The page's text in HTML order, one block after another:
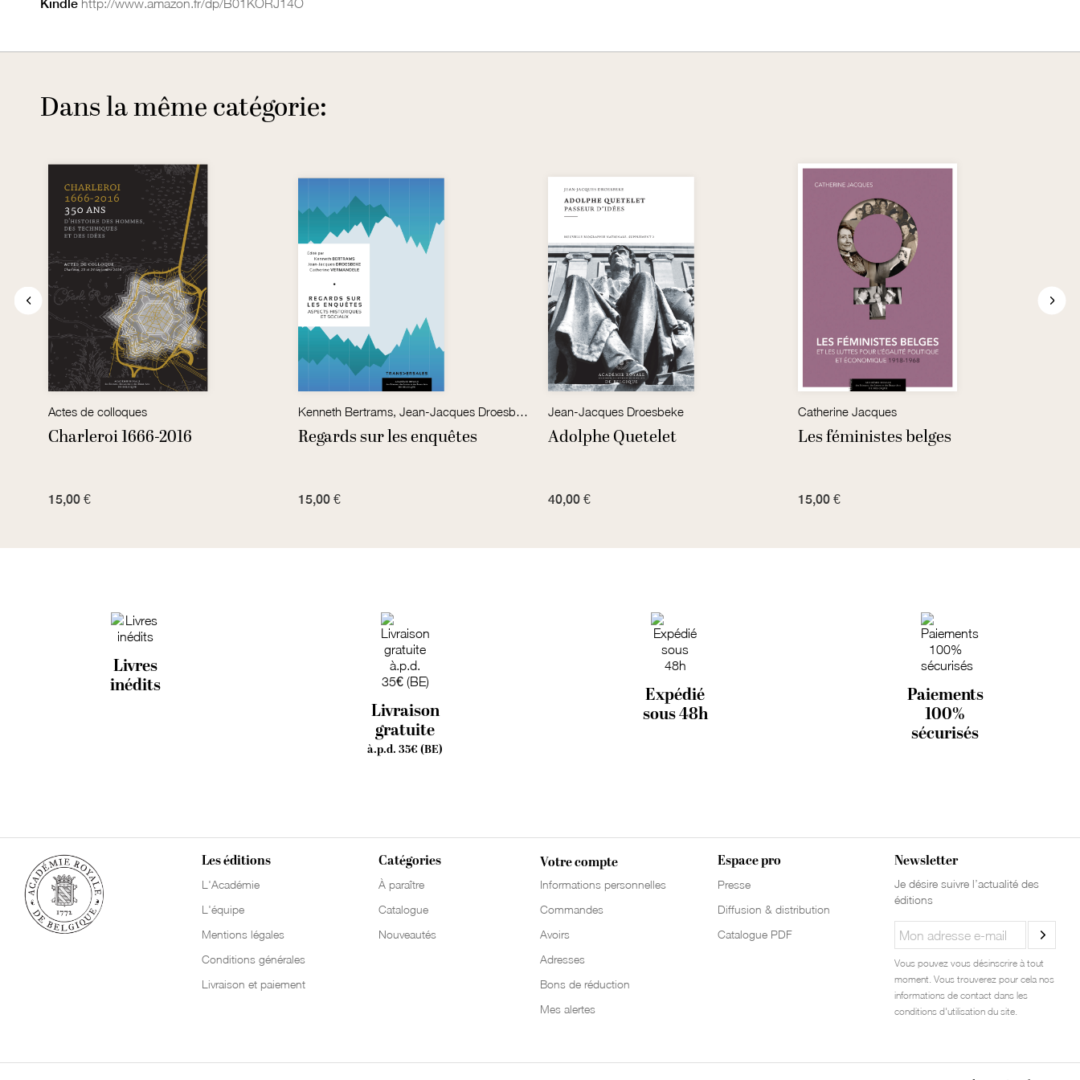
Kindle http://www.amazon.fr/dp/B01KORJ14O
Dans la même catégorie:
Actes de colloques
Charleroi 1666-2016
15,00 €
Kenneth Bertrams, Jean-Jacques Droesbeke et Catherine Verwandele (éds.)
Regards sur les enquêtes
15,00 €
Jean-Jacques Droesbeke
Adolphe Quetelet
40,00 €
Catherine Jacques
Les féministes belges
15,00 €
Livres
inédits
Livraison
gratuite
à.p.d. 35€ (BE)
Expédié
sous 48h
Paiements
100%
sécurisés
Les éditions
L'Académie
L'équipe
Mentions légales
Conditions générales
Livraison et paiement
Catégories
À paraître
Catalogue
Nouveautés
Votre compte
Informations personnelles
Commandes
Avoirs
Adresses
Bons de réduction
Mes alertes
Espace pro
Presse
Diffusion & distribution
Catalogue PDF
Newsletter
Je désire suivre l’actualité des
éditions
Vous pouvez vous désinscrire à tout
moment. Vous trouverez pour cela nos
informations de contact dans les
conditions d'utilisation du site.